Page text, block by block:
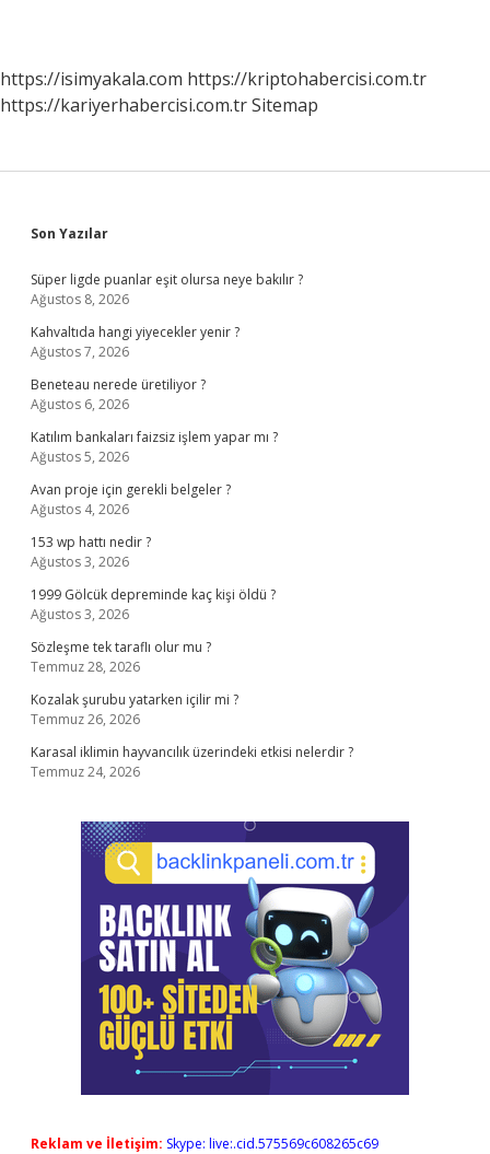
Sürdü
https://isimyakala.com https://kriptohabercisi.com.tr
https://kariyerhabercisi.com.trSitemap
Sidebar
Son Yazılar
Süper ligde puanlar eşit olursa neye bakılır ?
Ağustos 8, 2026
Kahvaltıda hangi yiyecekler yenir ?
Ağustos 7, 2026
Beneteau nerede üretiliyor ?
Ağustos 6, 2026
Katılım bankaları faizsiz işlem yapar mı ?
Ağustos 5, 2026
Avan proje için gerekli belgeler ?
Ağustos 4, 2026
153 wp hattı nedir ?
Ağustos 3, 2026
1999 Gölcük depreminde kaç kişi öldü ?
Ağustos 3, 2026
Sözleşme tek taraflı olur mu ?
Temmuz 28, 2026
Kozalak şurubu yatarken içilir mi ?
Temmuz 26, 2026
Karasal iklimin hayvancılık üzerindeki etkisi nelerdir ?
Temmuz 24, 2026
Reklam ve İletişim: Skype: live:.cid.575569c608265c69